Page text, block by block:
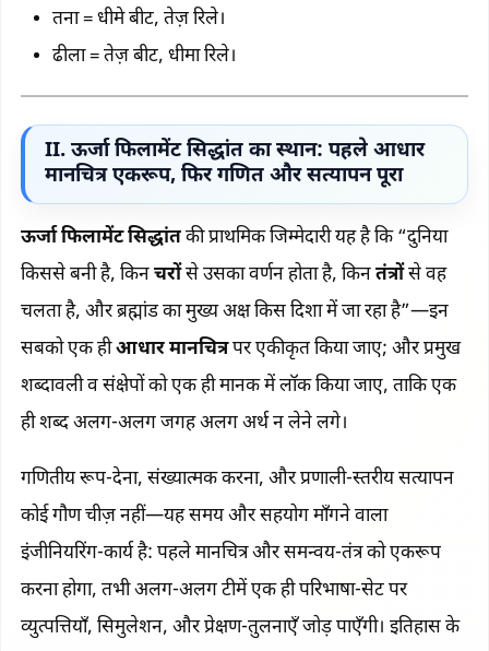
तना = धीमे बीट, तेज़ रिले।
ढीला = तेज़ बीट, धीमा रिले।
II. ऊर्जा फिलामेंट सिद्धांत का स्थान: पहले आधार
मानचित्र एकरूप, फिर गणित और सत्यापन पूरा
ऊर्जा फिलामेंट सिद्धांतकी प्राथमिक जिम्मेदारी यह है कि “दुनिया
किससे बनी है, किनचरोंसे उसका वर्णन होता है, किनतंत्रोंसे वह
चलता है, और ब्रह्मांड का मुख्य अक्ष किस दिशा में जा रहा है”—इन
सबको एक हीआधार मानचित्रपर एकीकृत किया जाए; और प्रमुख
शब्दावली व संक्षेपों को एक ही मानक में लॉक किया जाए, ताकि एक
ही शब्द अलग-अलग जगह अलग अर्थ न लेने लगे।
गणितीय रूप-देना, संख्यात्मक करना, और प्रणाली-स्तरीय सत्यापन
कोई गौण चीज़ नहीं—यह समय और सहयोग माँगने वाला
इंजीनियरिंग-कार्य है: पहले मानचित्र और समन्वय-तंत्र को एकरूप
करना होगा, तभी अलग-अलग टीमें एक ही परिभाषा-सेट पर
व्युत्पत्तियाँ, सिमुलेशन, और प्रेक्षण-तुलनाएँ जोड़ पाएँगी। इतिहास के